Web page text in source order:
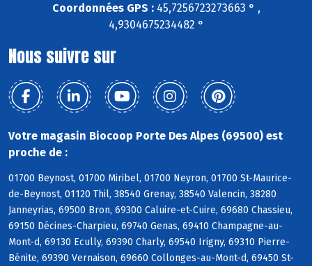
Coordonnées GPS :45,7256723273663 ° ,
4,9304675234482 °
Nous suivre sur
Votre magasin Biocoop Porte Des Alpes (69500) est
proche de :
01700 Beynost, 01700 Miribel, 01700 Neyron, 01700 St-Maurice-
de-Beynost, 01120 Thil, 38540 Grenay, 38540 Valencin, 38280
Janneyrias, 69500 Bron, 69300 Caluire-et-Cuire, 69680 Chassieu,
69150 Décines-Charpieu, 69740 Genas, 69410 Champagne-au-
Mont-d, 69130 Ecully, 69390 Charly, 69540 Irigny, 69310 Pierre-
Bénite, 69390 Vernaison, 69660 Collonges-au-Mont-d, 69450 St-